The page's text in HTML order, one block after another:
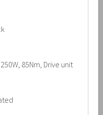
250W, 85Nm, Drive unit